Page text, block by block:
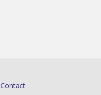
Contact